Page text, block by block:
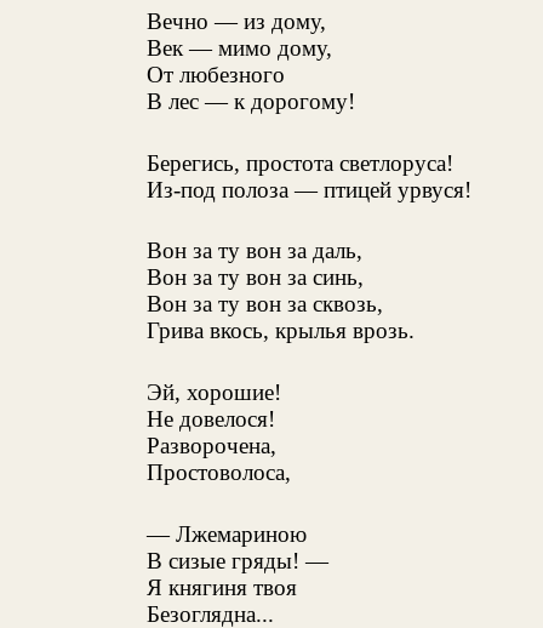
Вечно — из дому,
Век — мимо дому,
От любезного
В лес — к дорогому!
Берегись, простота светлоруса!
Из-под полоза — птицей урвуся!
Вон за ту вон за даль,
Вон за ту вон за синь,
Вон за ту вон за сквозь,
Грива вкось, крылья врозь.
Эй, хорошие!
Не довелося!
Разворочена,
Простоволоса,
— Лжемариною
В сизые гряды! —
Я княгиня твоя
Безоглядна...